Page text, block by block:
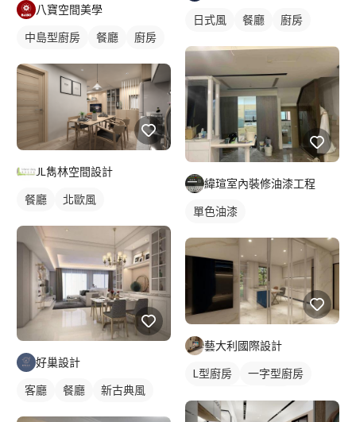
八寶空間美學
中島型廚房 餐廳 廚房
JL雋林空間設計
餐廳 北歐風
好巢設計
客廳 餐廳 新古典風
日式風 餐廳 廚房
緯瑄室內裝修油漆工程
單色油漆
藝大利國際設計
L型廚房
一字型廚房